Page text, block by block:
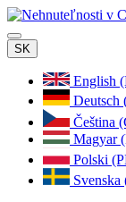
SK
English
Deutsch
Čeština
Magyar
Polski
Svenska